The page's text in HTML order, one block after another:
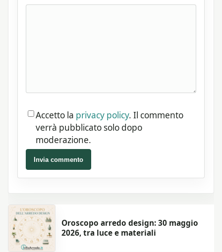
Accetto la privacy policy. Il commento
verrà pubblicato solo dopo
moderazione.
Invia commento
Oroscopo arredo design: 30 maggio
2026, tra luce e materiali